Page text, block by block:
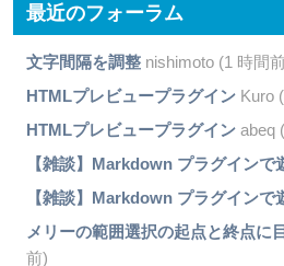
最近のフォーラム
文字間隔を調整nishimoto (1 時間
HTMLプレビュープラグインKuro
HTMLプレビュープラグインabeq
【雑談】Markdown プラグインで
【雑談】Markdown プラグインで
メリーの範囲選択の起点と終点に
前)